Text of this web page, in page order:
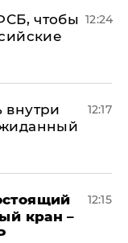
чтобы 12:24
внутри
12:17
кран –
12:15